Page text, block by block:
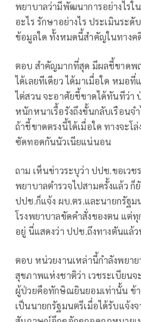
พยาบาลว่ามีพัฒนาการอย่างไรใ
อะไร รักษาอย่างไร ประเมินระดั
ข้อมูลใด ทั้งหมดนี้สำคัญในทางค
ตอบ สำคัญมากที่สุด มีผลชี้ขาดพ
ได้เลยทีเดียว ได้มาเมื่อใด หมอ
ไต่สวน จะอาศัยชี้ขาดได้ทันทีว่า
หนักหนาเรื้อรังถึงขั้นกลับเรือนจ
ถ้าชี้ขาดตรงนี้ได้เมื่อใด ทางจะโล่
ซัดทอดกันนัวเนียแน่นอน
ถาม เห็นข่าวระบุว่า ปปช.ขอเวช
พยาบาลตำรวจไปสามครั้งแล้ว ก็
ปปช.ก็แจ้ง ผบ.ตร.และนายกรัฐม
โรงพยาบาลขัดคำสั่งของตน แต่ทุ
อยู่ นี่แสดงว่า ปปช.ถึงทางตันแล้
ตอบ หน่วยงานเหล่านี้กำลังพยา
สุขภาพแห่งชาติว่า เวชระเบียนจ
ผู้ป่วยคือทักษิณยินยอมเท่านั้น ข้
เป็นนายกรัฐมนตรีเมื่อได้รับแจ้ง